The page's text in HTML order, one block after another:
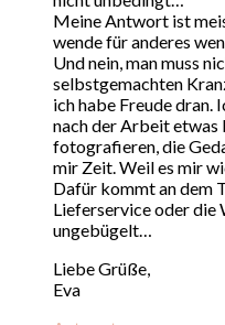
Meine Antwort ist
wende für anderes
Und nein, man muss
selbstgemachten
ich habe Freude dran.
nach der Arbeit etwas
fotografieren, die
mir Zeit. Weil es mir
Dafür kommt an dem
Lieferservice oder die
ungebügelt…
Liebe Grüße,
Eva